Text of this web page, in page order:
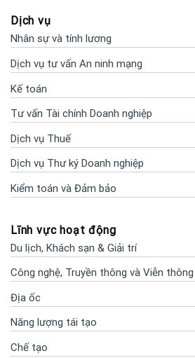
Dịch vụ
Nhân sự và tính lương
Dịch vụ tư vấn An ninh mạng
Kế toán
Tư vấn Tài chính Doanh nghiệp
Dịch vụ Thuế
Dịch vụ Thư ký Doanh nghiệp
Kiểm toán và Đảm bảo
Lĩnh vực hoạt động
Du lịch, Khách sạn & Giải trí
Công nghệ, Truyền thông và Viễn thông
Địa ốc
Năng lượng tái tạo
Chế tạo